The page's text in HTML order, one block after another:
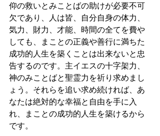
仰の救いとみことばの助けが必要不可
欠であり、人は皆、自分自身の体力、
気力、財力、才能、時間の全てを費や
しても、まことの正義や善行に満ちた
成功的人生を築くことは出来ないと忠
告するのです。主イエスの十字架力、
神のみことばと聖霊力を祈り求めまし
ょう。それらを追い求め続ければ、あ
なたは絶対的な幸福と自由を手に入
れ、まことの成功的人生を築けるから
です。